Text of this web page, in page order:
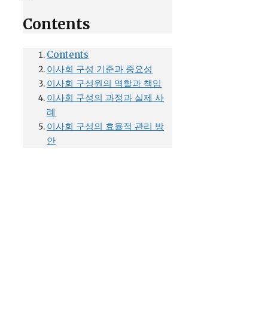
Contents
Contents
이사회 구성 기준과 중요성
이사회 구성원의 역할과 책임
이사회 구성의 과정과 실제 사
례
이사회 구성의 효율적 관리 방
안